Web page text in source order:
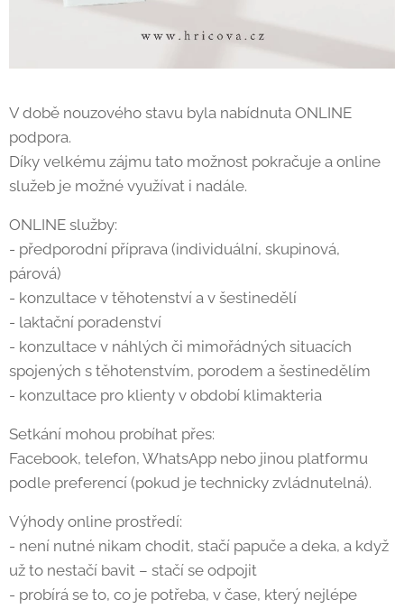
V době nouzového stavu byla nabídnuta ONLINE
podpora.
Díky velkému zájmu tato možnost pokračuje a online
služeb je možné využívat i nadále.
ONLINE služby:
- předporodní příprava (individuální, skupinová,
párová)
- konzultace v těhotenství a v šestinedělí
- laktační poradenství
- konzultace v náhlých či mimořádných situacích
spojených s těhotenstvím, porodem a šestinedělím
- konzultace pro klienty v období klimakteria
Setkání mohou probíhat přes:
Facebook, telefon, WhatsApp nebo jinou platformu
podle preferencí (pokud je technicky zvládnutelná).
Výhody online prostředí:
- není nutné nikam chodit, stačí papuče a deka, a když
už to nestačí bavit – stačí se odpojit
- probírá se to, co je potřeba, v čase, který nejlépe